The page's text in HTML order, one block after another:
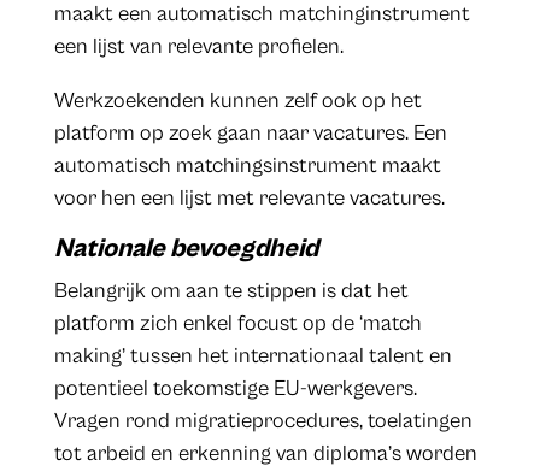
maakt een automatisch matchinginstrument
een lijst van relevante profielen.
Werkzoekenden kunnen zelf ook op het
platform op zoek gaan naar vacatures. Een
automatisch matchingsinstrument maakt
voor hen een lijst met relevante vacatures.
Nationale bevoegdheid
Belangrijk om aan te stippen is dat het
platform zich enkel focust op de ‘match
making’ tussen het internationaal talent en
potentieel toekomstige EU-werkgevers.
Vragen rond migratieprocedures, toelatingen
tot arbeid en erkenning van diploma’s worden